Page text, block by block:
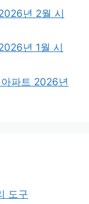
년 2월 시
년 1월 시
파트 2026년
도구